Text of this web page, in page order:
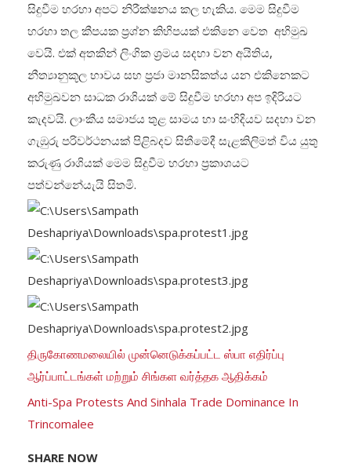
සිදුවීම හරහා අපට නිරීක්ෂනය කල හැකිය. මෙම සිදුවීම
හරහා තල කීපයක ප්‍රශ්න කිහිපයක් එකිනෙ වෙත අභිමුඛ
වෙයි. එක් අතකින් ලිංගික ශ්‍රමය සදහා වන අයිතිය,
නීත්‍යානුකූල භාවය සහ ප්‍රජා මානසිකත්ය යන එකිනෙකට
අභිමුඛවන සාධක රාශියක් මේ සිදුවීම හරහා අප ඉදිරියට
කැදවයි. ලාංකීය සමාජය තුළ සාමය හා සංහිදියව සදහා වන
ගැඹුරු පරිවර්ථනයක් පිළිබදව සිතීමේදී සැළකිලිමත් විය යුතු
කරුණු රාශියක් මෙම සිදුවීම හරහා ප්‍රකාශයට
පත්වන්නේයැයි සිතමි.
திருகோணமலையில் முன்னெடுக்கப்பட்ட ஸ்பா எதிர்ப்பு
ஆர்ப்பாட்டங்கள் மற்றும் சிங்கள வர்த்தக ஆதிக்கம்
Anti-Spa Protests And Sinhala Trade Dominance In
Trincomalee
SHARE NOW